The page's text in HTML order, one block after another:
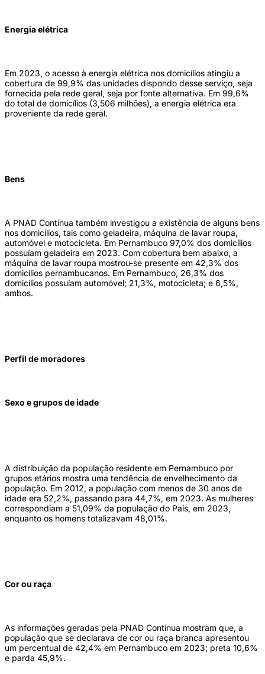
Energia elétrica
Em 2023, o acesso à energia elétrica nos domicílios atingiu a
cobertura de 99,9% das unidades dispondo desse serviço, seja
fornecida pela rede geral, seja por fonte alternativa. Em 99,6%
do total de domicílios (3,506 milhões), a energia elétrica era
proveniente da rede geral.
Bens
A PNAD Contínua também investigou a existência de alguns bens
nos domicílios, tais como geladeira, máquina de lavar roupa,
automóvel e motocicleta. Em Pernambuco 97,0% dos domicílios
possuíam geladeira em 2023. Com cobertura bem abaixo, a
máquina de lavar roupa mostrou-se presente em 42,3% dos
domicílios pernambucanos. Em Pernambuco, 26,3% dos
domicílios possuíam automóvel; 21,3%, motocicleta; e 6,5%,
ambos.
Perfil de moradores
Sexo e grupos de idade
A distribuição da população residente em Pernambuco por
grupos etários mostra uma tendência de envelhecimento da
população. Em 2012, a população com menos de 30 anos de
idade era 52,2%, passando para 44,7%, em 2023. As mulheres
correspondiam a 51,09% da população do País, em 2023,
enquanto os homens totalizavam 48,01%.
Cor ou raça
As informações geradas pela PNAD Contínua mostram que, a
população que se declarava de cor ou raça branca apresentou
um percentual de 42,4% em Pernambuco em 2023; preta 10,6%
e parda 45,9%.